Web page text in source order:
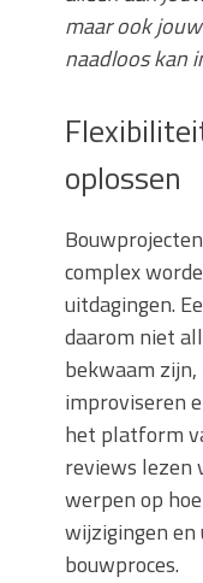
maar ook
naadloos kan
oplossen
complex
uitdagingen.
daarom niet
bekwaam
improviseren
het platform
reviews lezen
werpen op
wijzigingen
bouwproces.